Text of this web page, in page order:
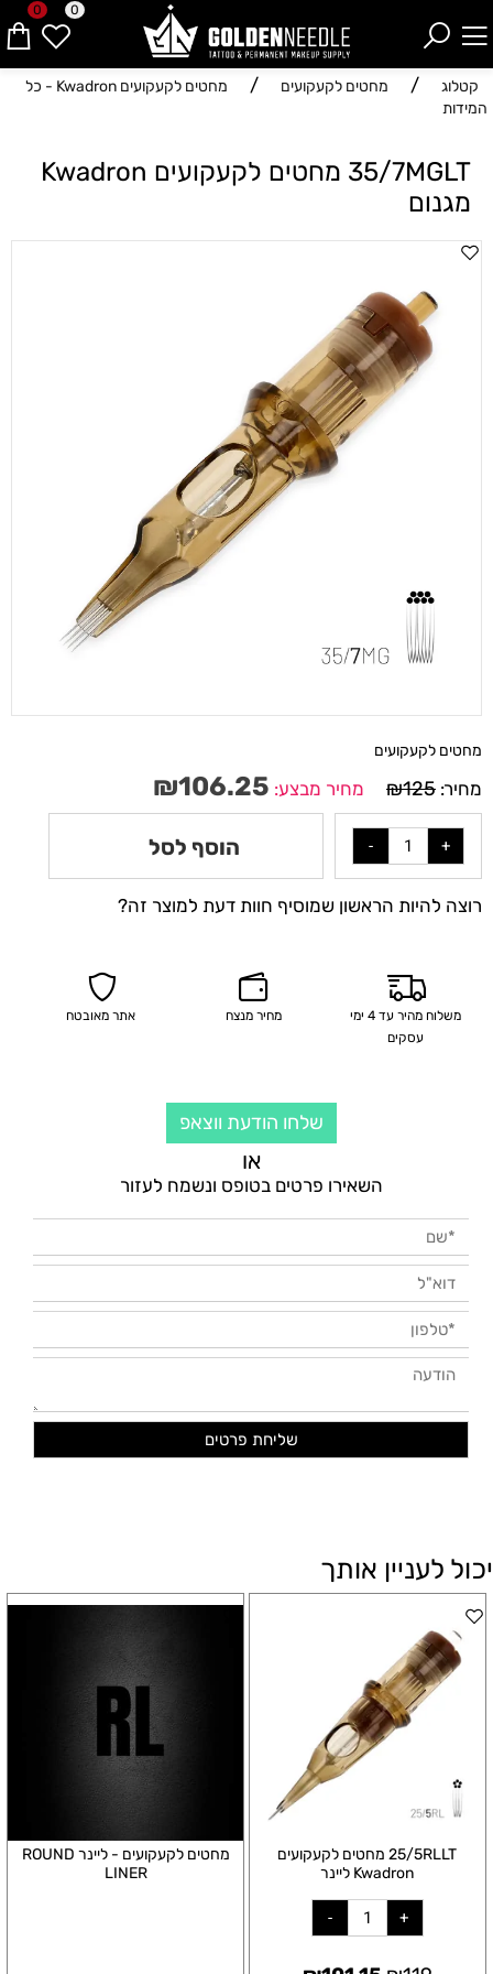
0 0
קטלוג / מחטים לקעקועים /
מחטים לקעקועים Kwadron - כל
המידות
35/7MGLT מחטים לקעקועים Kwadron
מגנום
מחטים לקעקועים
מחיר: ₪125 מחיר מבצע: ₪106.25
הוסף לסל
רוצה להיות הראשון שמוסיף חוות דעת למוצר זה?
משלוח מהיר עד 4 ימי
עסקים
מחיר מנצח אתר מאובטח
שלחו הודעת ווצאפ
או
השאירו פרטים בטופס ונשמח לעזור
יכול לעניין אותך
25/5RLLT מחטים לקעקועים
Kwadron ליינר
מחטים לקעקועים - ליינר ROUND
LINER